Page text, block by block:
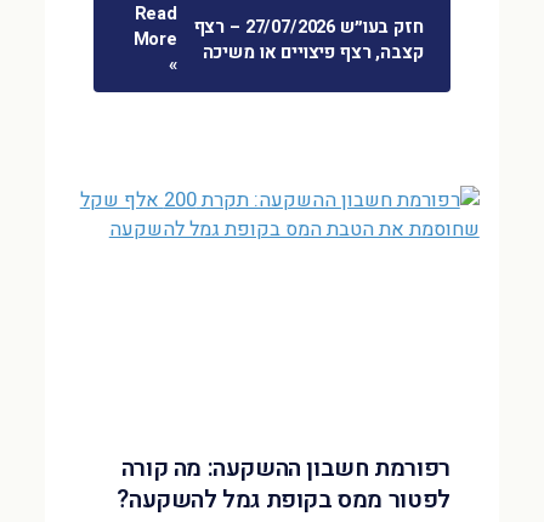
חזק בעו״ש 27/07/2026 – רצף
קצבה, רצף פיצויים או משיכה
Read
More
»
רפורמת חשבון ההשקעה: מה קורה
לפטור ממס בקופת גמל להשקעה?